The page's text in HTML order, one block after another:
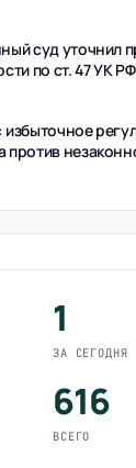
суд уточнил
по ст. 47 УК РФ
избыточное
против
1
ЗА СЕГОДНЯ
616
ВСЕГО